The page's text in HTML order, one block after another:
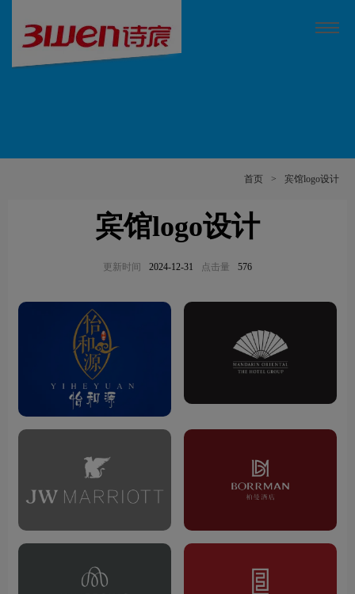
首页 > 宾馆logo设计
宾馆logo设计
更新时间 2024-12-31 点击量 576